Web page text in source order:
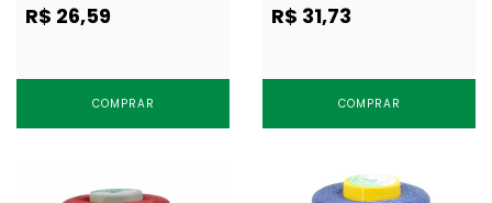
R$ 26,59
COMPRAR
R$ 31,73
COMPRAR